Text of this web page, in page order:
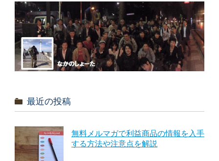
最近の投稿
無料メルマガで利益商品の情報を入手
する方法や注意点を解説